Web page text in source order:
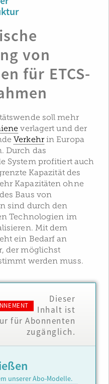
von
für ETCS-
soll mehr
verlagert und der
Verkehrin Europa
Durch das
System profitiert auch
Kapazität des
Kapazitäten ohne
Baus von
sind durch den
Technologien im
Mit dem
ein Bedarf an
der möglichst
werden muss.
Dieser
Inhalt ist
für Abonnenten
zugänglich.
unserer Abo-Modelle.